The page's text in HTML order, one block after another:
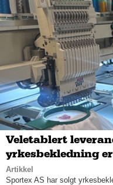
Veletablert
yrkesbekledning
Artikkel
Sportex AS har solgt